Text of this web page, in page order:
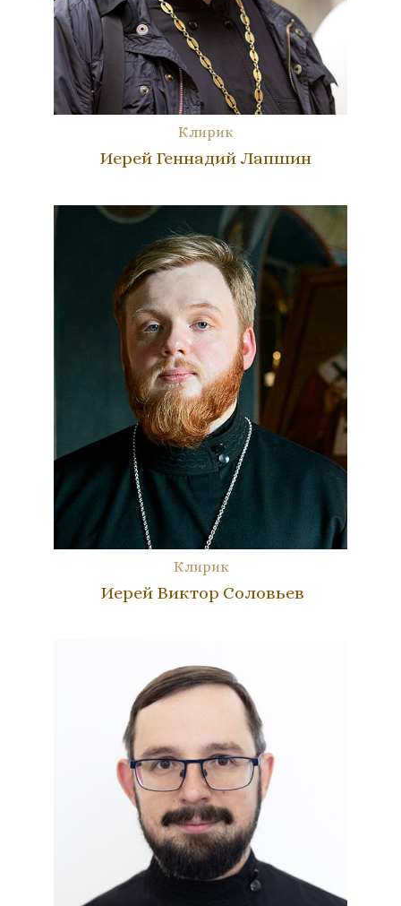
Клирик
Иерей Виктор Соловьев
Клирик
Иерей Геннадий Лапшин